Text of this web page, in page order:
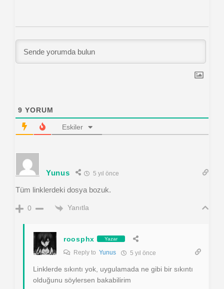
9 YORUM
Eskiler
Yunus 5 yıl önce
Tüm linklerdeki dosya bozuk.
0 Yanıtla
roosphx Yazar
Reply to Yunus 5 yıl önce
Linklerde sıkıntı yok, uygulamada ne gibi bir sıkıntı
olduğunu söylersen bakabilirim